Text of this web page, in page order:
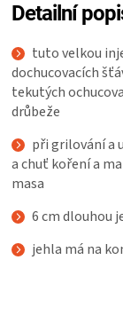
KNIHY
O
GRILOVÁNÍ
HAVAJSKÉ
Detailní
tuto velkou
dochucovacích
tekutých
drůbeže
při grilování a
a chuť koření a
masa
6 cm dlouhou
jehla má na